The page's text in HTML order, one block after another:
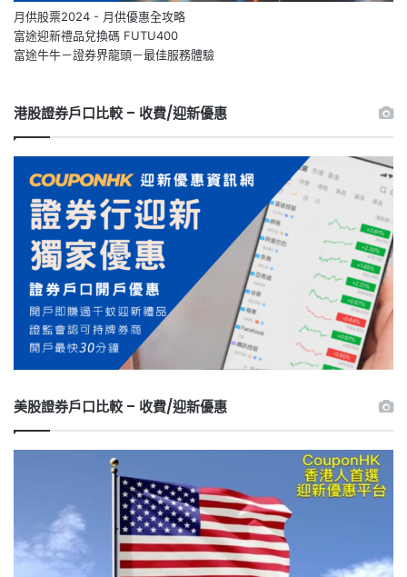
月供股票2024 - 月供優惠全攻略
富途迎新禮品兌換碼 FUTU400
富途牛牛－證券界龍頭－最佳服務體驗
港股證券戶口比較 – 收費/迎新優惠
美股證券戶口比較 – 收費/迎新優惠